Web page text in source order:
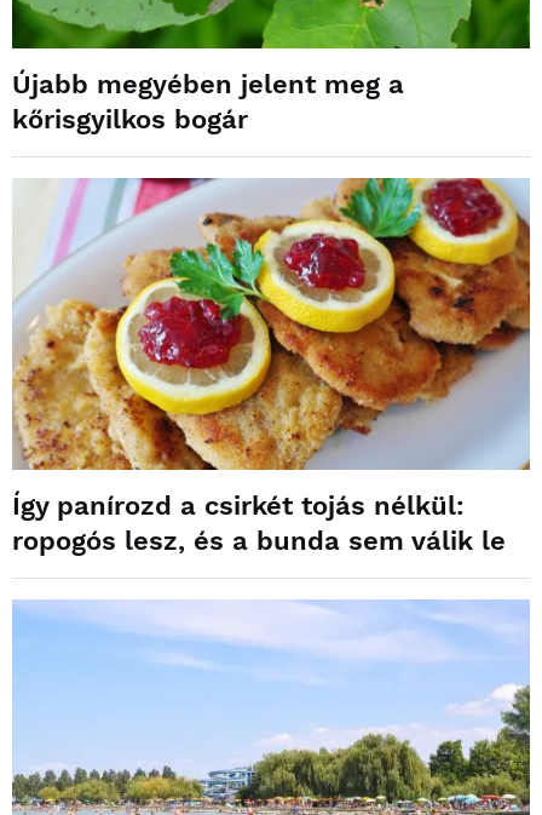
Újabb megyében jelent meg a
kőrisgyilkos bogár
Így panírozd a csirkét tojás nélkül:
ropogós lesz, és a bunda sem válik le